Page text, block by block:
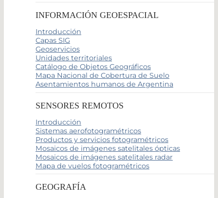
INFORMACIÓN GEOESPACIAL
Introducción
Capas SIG
Geoservicios
Unidades territoriales
Catálogo de Objetos Geográficos
Mapa Nacional de Cobertura de Suelo
Asentamientos humanos de Argentina
SENSORES REMOTOS
Introducción
Sistemas aerofotogramétricos
Productos y servicios fotogramétricos
Mosaicos de imágenes satelitales ópticas
Mosaicos de imágenes satelitales radar
Mapa de vuelos fotogramétricos
GEOGRAFÍA